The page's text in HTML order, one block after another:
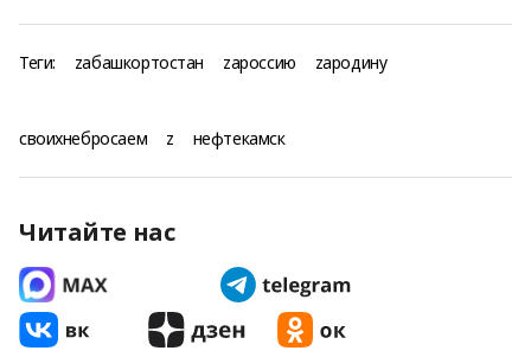
Теги: zабашкортостан zароссию zародину
своихнебросаем z нефтекамск
Читайте нас